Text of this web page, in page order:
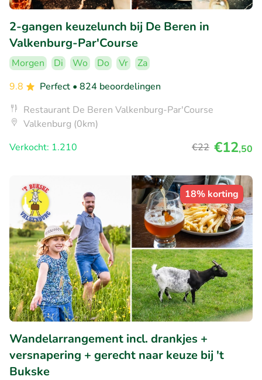
2-gangen keuzelunch bij De Beren in
Valkenburg-Par'Course
Morgen Di Wo Do Vr
Za
9.8
Perfect • 824 beoordelingen
Restaurant De Beren Valkenburg-Par'Course
Valkenburg (0km)
Verkocht: 1.210
€22 €12,50
18% korting
Wandelarrangement incl. drankjes +
versnapering + gerecht naar keuze bij 't
Bukske